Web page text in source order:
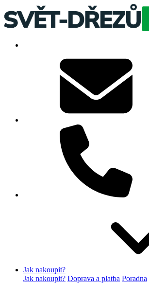
Jak nakoupit?
Jak nakoupit? Doprava a platba Poradna